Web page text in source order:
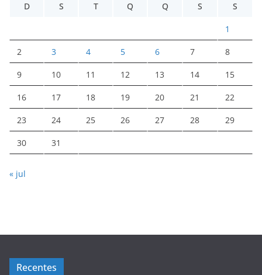
D
S T Q Q S S
1
2 3 4 5 6 7 8
9 10 11 12 13 14 15
16 17 18 19 20 21 22
23 24 25 26 27 28 29
30 31
« jul
Recentes